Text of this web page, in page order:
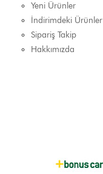
Yeni Ürünler
İndirimdeki Ürünler
Sipariş Takip
Hakkımızda